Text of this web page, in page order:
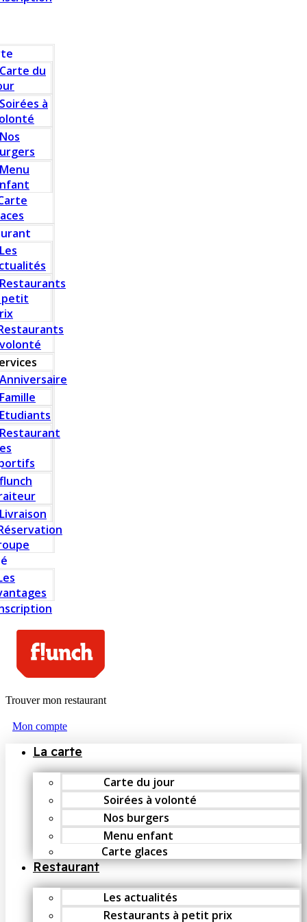
Carte du
Soirées à
Nos
Menu
Les
Restaurants
petit
Anniversaire
Famille
Etudiants
Restaurant
flunch
Livraison
Trouver mon restaurant
Mon compte
La carte
Carte du jour
Soirées à volonté
Nos burgers
Menu enfant
Carte glaces
Restaurant
Les actualités
Restaurants à petit prix